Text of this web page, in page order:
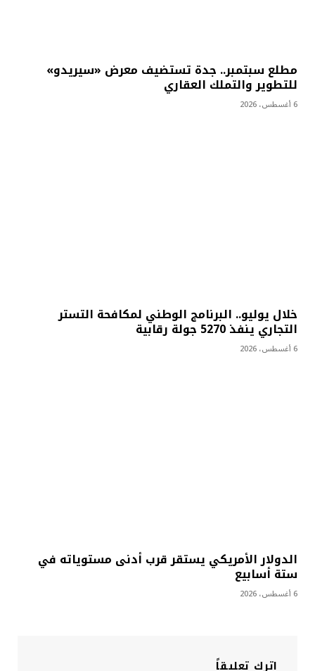
مطلع سبتمبر.. جدة تستضيف معرض «سيريدو»
للتطوير والتملك العقاري
6 أغسطس، 2026
خلال يوليو.. البرنامج الوطني لمكافحة التستر
التجاري ينفذ 5270 جولة رقابية
6 أغسطس، 2026
الدولار الأمريكي يستقر قرب أدنى مستوياته في
ستة أسابيع
6 أغسطس، 2026
اترك تعليقاً